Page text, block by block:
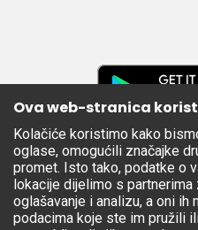
Apple
Store
Ova web-stranica
Kolačiće koristimo kako
oglase, omogućili značajke
promet. Isto tako, podatke o
lokacije dijelimo s partnerima
oglašavanje i analizu, a oni
podacima koje ste im pružili